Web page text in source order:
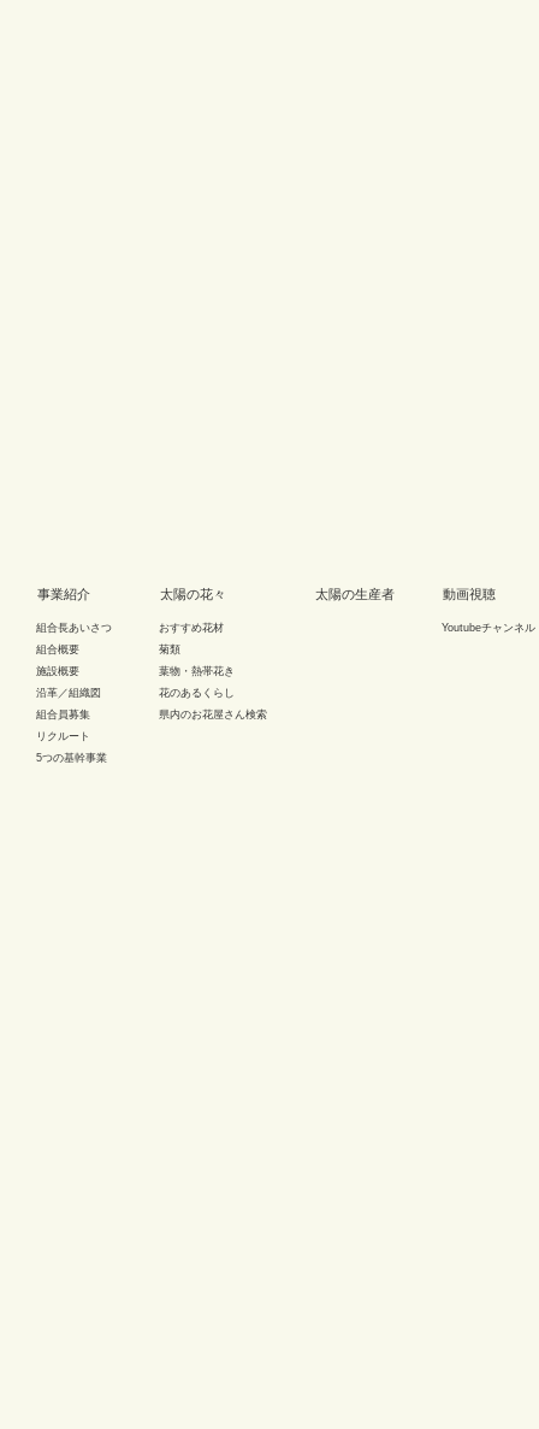
事業紹介
組合長あいさつ
組合概要
施設概要
沿革／組織図
組合員募集
リクルート
5つの基幹事業
太陽の花々
おすすめ花材
菊類
葉物・熱帯花き
花のあるくらし
県内のお花屋さん検索
太陽の生産者 動画視聴
Youtubeチャンネル